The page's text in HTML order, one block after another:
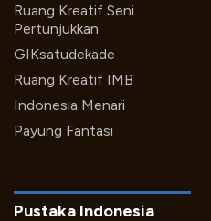
Ruang Kreatif Seni
Pertunjukkan
GIKsatudekade
Ruang Kreatif IMB
Indonesia Menari
Payung Fantasi
Pustaka Indonesia